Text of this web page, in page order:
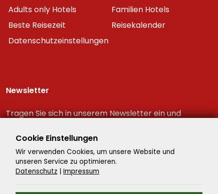
Adults only Hotels
Familien Hotels
Beste Reisezeit
Reisekalender
Datenschutzeinstellungen
Newsletter
Tragen Sie sich in unserem Newsletter ein und
Reiseschnäppchen!
Cookie Einstellungen
Wir verwenden Cookies, um unsere Website und
unseren Service zu optimieren.
Datenschutz | Impressum